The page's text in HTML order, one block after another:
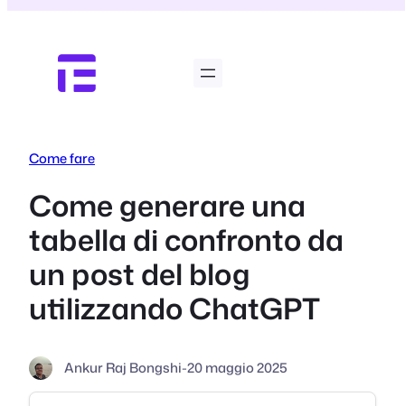
contenuto
Come fare
Come generare una
tabella di confronto da
un post del blog
utilizzando ChatGPT
Ankur Raj Bongshi-20 maggio 2025